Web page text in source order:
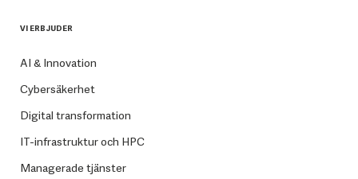
VI ERBJUDER
AI & Innovation
Cybersäkerhet
Digital transformation
IT-infrastruktur och HPC
Managerade tjänster